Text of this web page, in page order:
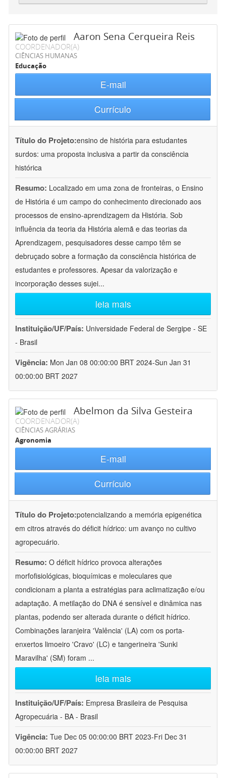
Aaron Sena Cerqueira Reis
COORDENADOR(A)
CIÊNCIAS HUMANAS
Educação
E-mail
Currículo
Título do Projeto:ensino de história para estudantes
surdos: uma proposta inclusiva a partir da consciência
histórica
Resumo: Localizado em uma zona de fronteiras, o Ensino
de História é um campo do conhecimento direcionado aos
processos de ensino-aprendizagem da História. Sob
influência da teoria da História alemã e das teorias da
Aprendizagem, pesquisadores desse campo têm se
debruçado sobre a formação da consciência histórica de
estudantes e professores. Apesar da valorização e
incorporação desses sujei...
leia mais
Instituição/UF/País: Universidade Federal de Sergipe - SE
- Brasil
Vigência: Mon Jan 08 00:00:00 BRT 2024-Sun Jan 31
00:00:00 BRT 2027
Abelmon da Silva Gesteira
COORDENADOR(A)
CIÊNCIAS AGRÁRIAS
Agronomia
E-mail
Currículo
Título do Projeto:potencializando a memória epigenética
em citros através do déficit hídrico: um avanço no cultivo
agropecuário.
Resumo: O déficit hídrico provoca alterações
morfofisiológicas, bioquímicas e moleculares que
condicionam a planta a estratégias para aclimatização e/ou
adaptação. A metilação do DNA é sensível e dinâmica nas
plantas, podendo ser alterada durante o déficit hídrico.
Combinações laranjeira 'Valência' (LA) com os porta-
enxertos limoeiro 'Cravo' (LC) e tangerineira 'Sunki
Maravilha' (SM) foram ...
leia mais
Instituição/UF/País: Empresa Brasileira de Pesquisa
Agropecuária - BA - Brasil
Vigência: Tue Dec 05 00:00:00 BRT 2023-Fri Dec 31
00:00:00 BRT 2027